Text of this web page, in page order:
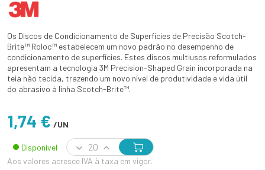
Os Discos de Condicionamento de Superfícies de Precisão Scotch-
Brite™ Roloc™ estabelecem um novo padrão no desempenho de
condicionamento de superfícies. Estes discos multiusos reformulados
apresentam a tecnologia 3M Precision-Shaped Grain incorporada na
teia não tecida, trazendo um novo nível de produtividade e vida útil
do abrasivo à linha Scotch-Brite™.
1,74 € /UN
Disponível
Aos valores acresce IVA à taxa em vigor.